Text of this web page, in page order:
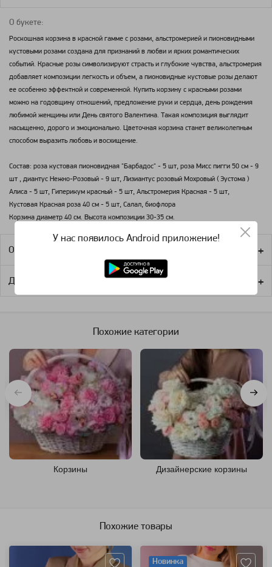
О букете:
Роскошная корзина в красной гамме с розами, альстромерией и пионовидными
кустовыми розами создана для признаний в любви и ярких романтических
событий. Красные розы символизируют страсть и глубокие чувства, альстромерия
добавляет композиции легкость и объем, а пионовидные кустовые розы делают
ее особенно эффектной и современной. Купить корзину с красными розами
можно на годовщину отношений, предложение руки и сердца, день рождения
любимой женщины или День святого Валентина. Такая композиция выглядит
насыщенно, дорого и эмоционально. Цветочная корзина станет великолепным
способом выразить любовь и восхищение.
Состав: роза кустовая пионовидная "Барбадос" - 5 шт, роза Мисс пигги 50 см - 9
шт , диантус Нежно-Розовый - 9 шт, Лизиантус розовый Мохровый ( Эустома )
Алиса - 5 шт, Гиперикум красный - 5 шт, Альстромерия Красная - 5 шт,
Кустовая Красная роза 40 см - 5 шт, Салал, биофлора
Корзина диаметр 40 см. Высота композиции 30-35 см.
Оплата
Доставка
Похожие категории
Корзины Дизайнерские корзины
Похожие товары
Новинка
У нас появилось Android приложение!